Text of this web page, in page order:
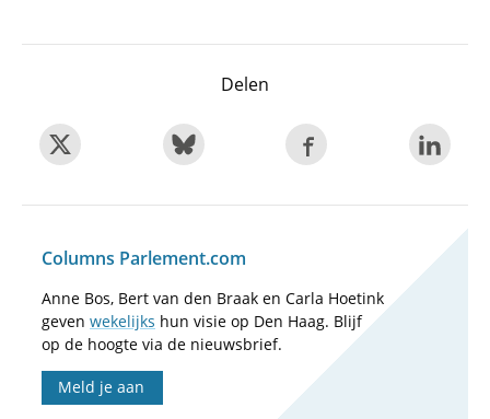
Delen
Columns Parlement.com
Anne Bos, Bert van den Braak en Carla Hoetink
geven wekelijks hun visie op Den Haag. Blijf
op de hoogte via de nieuwsbrief.
Meld je aan